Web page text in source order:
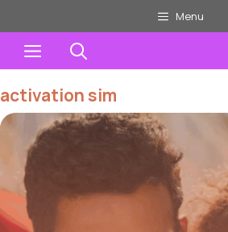
au
contenu
Menu
Menu
activation sim